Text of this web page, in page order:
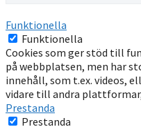
Funktionella
Funktionella
Cookies som ger stöd till
på webbplatsen, men har
innehåll, som t.ex. videos,
vidare till andra
Prestanda
Prestanda